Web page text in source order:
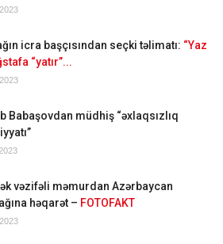
icra başçısından seçki təlimatı: “Yaz
“yatır”...
Babaşovdan müdhiş “əxlaqsızlıq
vəzifəli məmurdan Azərbaycan
həqarət – FOTOFAKT